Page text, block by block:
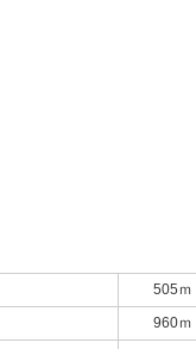
505ｍ
960ｍ